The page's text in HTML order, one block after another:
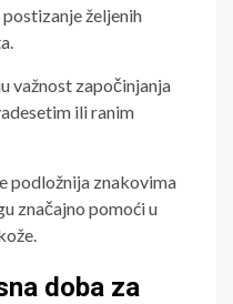
željenih
važnost započinjanja
ili ranim
podložnija znakovima
značajno pomoći u
doba za